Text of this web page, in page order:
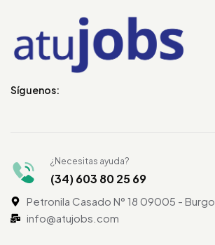
Síguenos:
¿Necesitas ayuda?
(34) 603 80 25 69
Petronila Casado N° 18 09005 -
info@atujobs.com